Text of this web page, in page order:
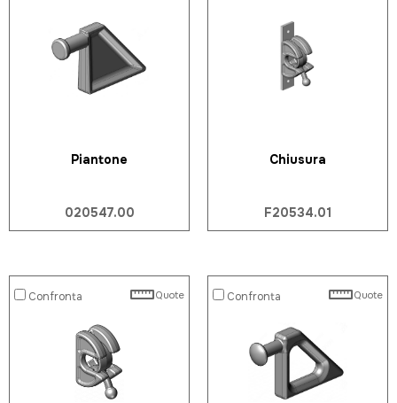
Piantone
020547.00
Chiusura
F20534.01
Confronta Quote Confronta Quote